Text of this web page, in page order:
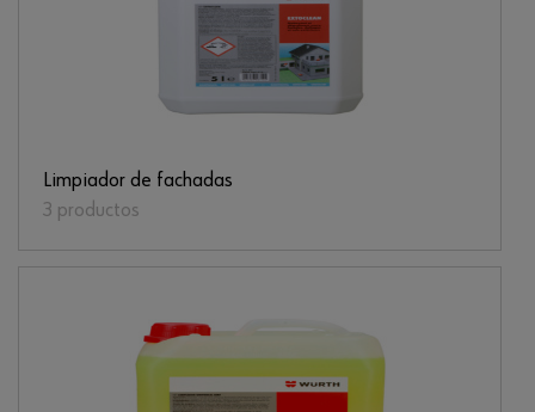
Limpiador de fachadas
3 productos